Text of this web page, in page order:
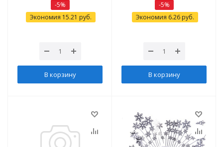
-5%
Экономия 15.21 руб.
В корзину
-5%
Экономия 6.26руб.
В корзину